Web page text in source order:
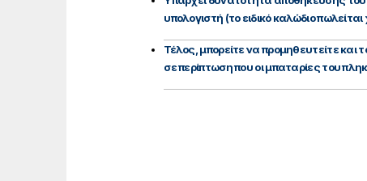
υπολογιστή (το ειδικό καλώδιο
Τέλος, μπορείτε να προμηθευτείτε και
σε περίπτωση που οι μπαταρίες του